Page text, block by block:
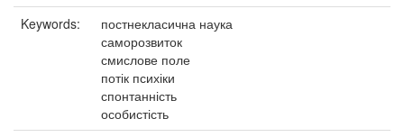
Keywords:
постнекласична наука
саморозвиток
смислове поле
потік психіки
спонтанність
особистість